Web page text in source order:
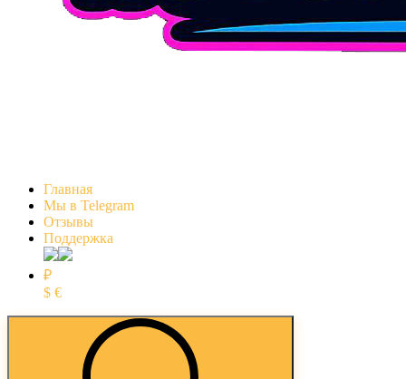
Главная
Мы в Telegram
Отзывы
Поддержка
₽
$ €